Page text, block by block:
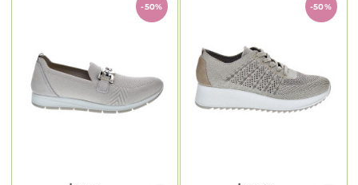
-50% -50%